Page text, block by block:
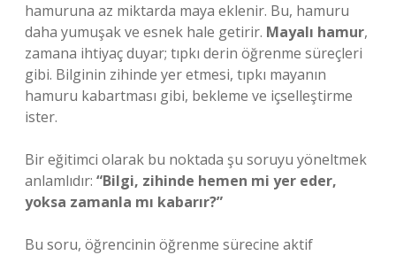
hamuruna az miktarda maya eklenir. Bu, hamuru
daha yumuşak ve esnek hale getirir. Mayalı hamur,
zamana ihtiyaç duyar; tıpkı derin öğrenme süreçleri
gibi. Bilginin zihinde yer etmesi, tıpkı mayanın
hamuru kabartması gibi, bekleme ve içselleştirme
ister.
Bir eğitimci olarak bu noktada şu soruyu yöneltmek
anlamlıdır: “Bilgi, zihinde hemen mi yer eder,
yoksa zamanla mı kabarır?”
Bu soru, öğrencinin öğrenme sürecine aktif